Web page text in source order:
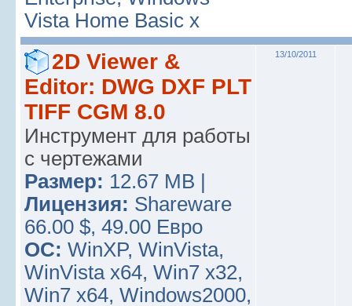
Vista Home Basic x
2D Viewer &
Editor: DWG DXF PLT
TIFF CGM 8.0
Инструмент для работы
с чертежами
Размер: 12.67 MB |
Лицензия: Shareware
66.00 $, 49.00 Евро
ОС: WinXP, WinVista,
WinVista x64, Win7 x32,
Win7 x64, Windows2000,
13/10/2011